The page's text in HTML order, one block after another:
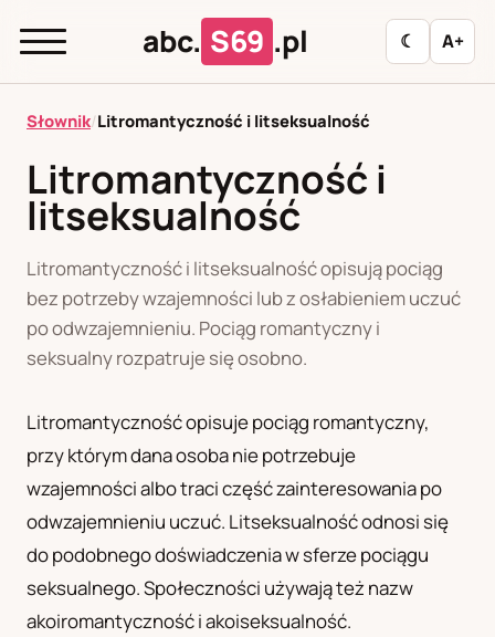
abc. S69 .pl ☾ A+
abc. S69 .pl
A B C D E F
T
U W Z Ł
PL
Polski
RU
Русский
UA
Українська
Słownik/Litromantyczność i litseksualność
Litromantyczność i
litseksualność
Litromantyczność i litseksualność opisują pociąg
bez potrzeby wzajemności lub z osłabieniem uczuć
po odwzajemnieniu. Pociąg romantyczny i
seksualny rozpatruje się osobno.
Litromantyczność opisuje pociąg romantyczny,
przy którym dana osoba nie potrzebuje
wzajemności albo traci część zainteresowania po
odwzajemnieniu uczuć. Litseksualność odnosi się
do podobnego doświadczenia w sferze pociągu
seksualnego. Społeczności używają też nazw
akoiromantyczność i akoiseksualność.